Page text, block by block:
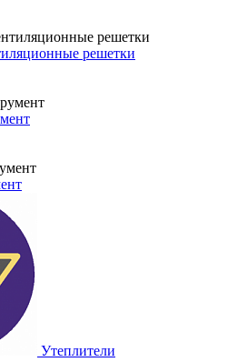
решетки
Утеплители